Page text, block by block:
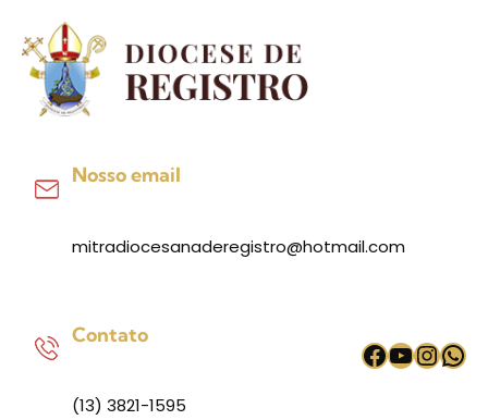
para
conteúdo
Nosso email
mitradiocesanaderegistro@hotmail.com
Contato
(13) 3821-1595
Facebook